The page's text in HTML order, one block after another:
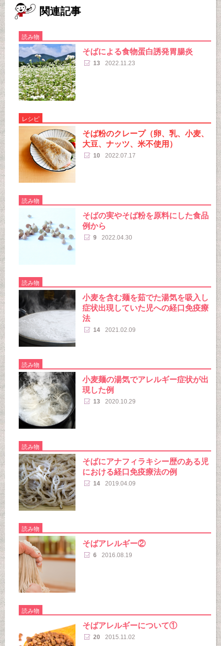
関連記事
読み物
そばによる食物蛋白誘発胃腸炎
13 2022.11.23
レシピ
そば粉のクレープ（卵、乳、小麦、
大豆、ナッツ、米不使用）
10 2022.07.17
読み物
そばの実やそば粉を原料にした食品
例から
9 2022.04.30
読み物
小麦を含む麺を茹でた湯気を吸入し
症状出現していた児への経口免疫療
法
14 2021.02.09
読み物
小麦麺の湯気でアレルギー症状が出
現した例
13 2020.10.29
読み物
そばにアナフィラキシー歴のある児
における経口免疫療法の例
14 2019.04.09
読み物
そばアレルギー②
6 2016.08.19
読み物
そばアレルギーについて①
20 2015.11.02